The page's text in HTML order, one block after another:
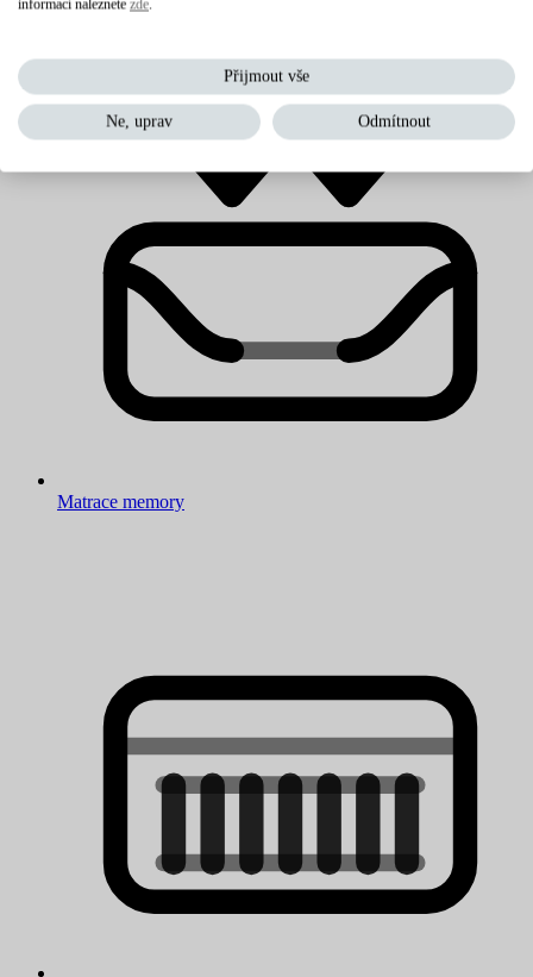
Levné matrace
Matrace memory
informací naleznete zde.
Přijmout vše
Ne, uprav Odmítnout